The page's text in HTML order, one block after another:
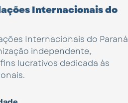
Internacionais do
Internacionais do Paraná
independente,
lucrativos dedicada às